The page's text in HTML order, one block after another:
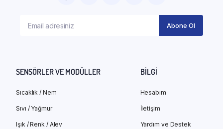
SENSÖRLER VE MODÜLLER
Sıcaklık / Nem
Sıvı / Yağmur
Işık / Renk / Alev
BILGI
Hesabım
İletişim
Yardım ve Destek